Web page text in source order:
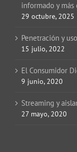
informado y más
29 octubre, 2025
Penetración y
15 julio, 2022
El Consumidor
9 junio, 2020
Streaming y
27 mayo, 2020